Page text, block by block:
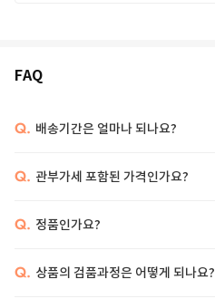
FAQ
Q. 배송기간은 얼마나 되나요?
Q. 관부가세 포함된 가격인가요?
Q. 정품인가요?
Q. 상품의 검품과정은 어떻게 되나요?